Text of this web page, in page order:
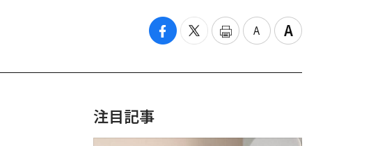
注目記事